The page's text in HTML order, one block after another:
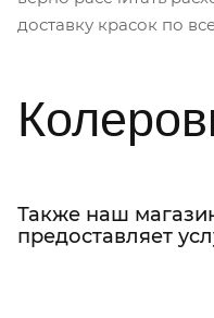
доставку красок по
Также наш
предоставляет